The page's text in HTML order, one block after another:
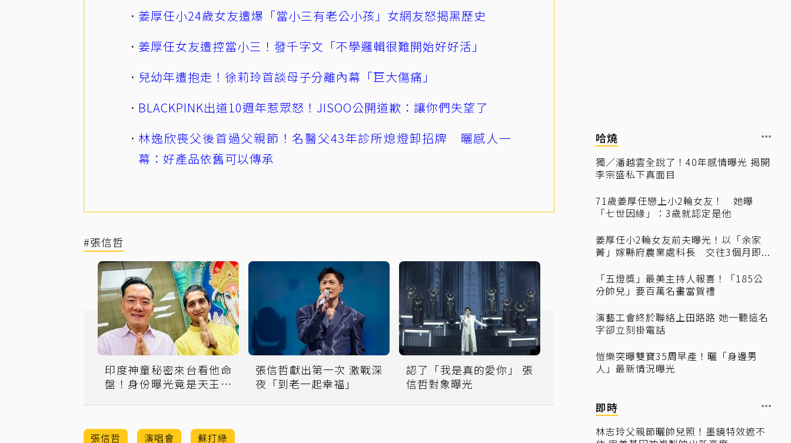
姜厚任小24歲女友遭爆「當小三有老公小孩」女網友怒揭黑歷史
姜厚任女友遭控當小三！發千字文「不學邏輯很難開始好好活」
兒幼年遭抱走！徐莉玲首談母子分離內幕「巨大傷痛」
BLACKPINK出道10週年惹眾怒！JISOO公開道歉：讓你們失望了
林逸欣喪父後首過父親節！名醫父43年診所熄燈卸招牌 曬感人一
幕：好產品依舊可以傳承
#張信哲
印度神童秘密來台看他命
盤！身份曝光竟是天王天
張信哲獻出第一次 激戰深
夜「到老一起幸福」
認了「我是真的愛你」 張
信哲對象曝光
張信哲 演唱會 蘇打綠
哈燒
獨／潘越雲全說了！40年感情曝光 揭開
李宗盛私下真面目
71歲姜厚任戀上小2輪女友！ 她曝
「七世因緣」：3歲就認定是他
姜厚任小2輪女友前夫曝光！以「余家
菁」嫁縣府農業處科長 交往3個月即...
「五燈獎」最美主持人報喜！「185公
分帥兒」要百萬名畫當賀禮
演藝工會終於聯絡上田路路 她一聽這名
字卻立刻掛電話
愷樂突曝雙寶35周早產！曬「身邊男
人」最新情況曝光
即時
林志玲父親節曬帥兒照！墨鏡特效遮不